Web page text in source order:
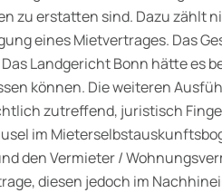
zu erstatten sind. Dazu zählt
eines Mietvertrages. Das
Landgericht Bonn hätte es
können. Die weiteren
zutreffend, juristisch
im
den Vermieter /
diesen jedoch im